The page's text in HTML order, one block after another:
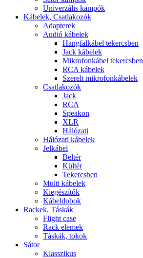
Univerzális kampók
Kábelek, Csatlakozók
Adapterek
Audió kábelek
Hangfalkábel tekercsben
Jack kábelek
Mikrofonkábel tekercsben
RCA kábelek
Szerelt mikrofonkábelek
Csatlakozók
Jack
RCA
Speakon
XLR
Hálózati
Hálózati kábelek
Jelkábel
Beltér
Kültér
Tekercsben
Multi kábelek
Kiegészítők
Kábeldobok
Rackek, Táskák
Flight case
Rack elemek
Táskák, tokok
Sátor
Klasszikus